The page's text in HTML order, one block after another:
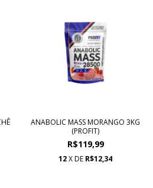
ANABOLIC MASS MORANGO 3KG
(PROFIT)
R$119,99
12X DE R$12,34